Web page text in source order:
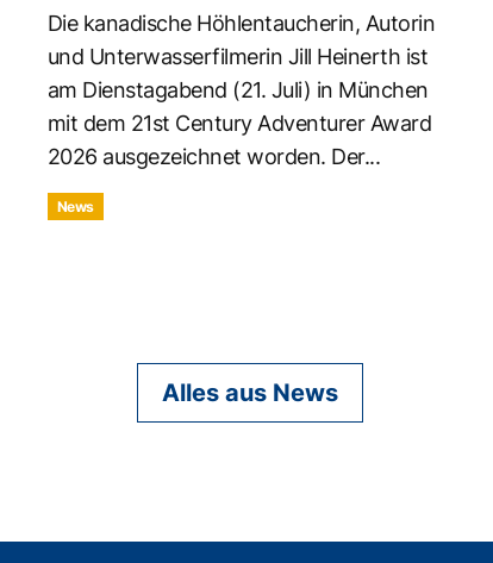
Die kanadische Höhlentaucherin, Autorin
und Unterwasserfilmerin Jill Heinerth ist
am Dienstagabend (21. Juli) in München
mit dem 21st Century Adventurer Award
2026 ausgezeichnet worden. Der...
News
Alles aus News